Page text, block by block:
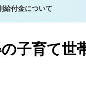
給付金について
子育て